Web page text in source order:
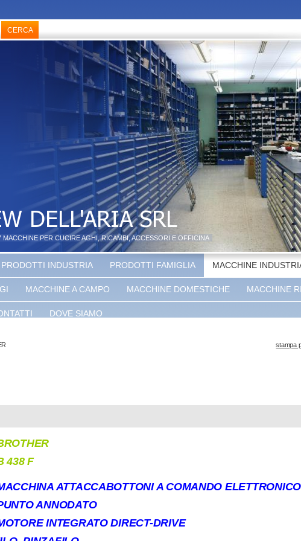
MACCHINE PER CUCIRE AGHI, RICAMBI, ACCESSORI E OFFICINA
PRODOTTI INDUSTRIA PRODOTTI FAMIGLIA MACCHINE
MACCHINE A CAMPO MACCHINE DOMESTICHE MACCHINE
DOVE SIAMO
stampa
438 F
ATTACCABOTTONI A COMANDO ELETTRONICO
ANNODATO
INTEGRATO DIRECT-DRIVE